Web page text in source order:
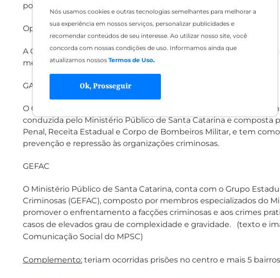
Nós usamos cookies e outras tecnologias semelhantes para melhorar a
sua experiência em nossos serviços, personalizar publicidades e
recomendar conteúdos de seu interesse. Ao utilizar nosso site, você
concorda com nossas condições de uso. Informamos ainda que
atualizamos nossosTermos de Uso.
Ok, Prosseguir
poderão ser divulgadas.
Operação Coluna Sul
A Operação Coluna Sul também deflagrada nesta quarta-feira (1/
mesma facção criminosa.
GAECO
O Grupo de Atuação Especial de Combate às Organizações
conduzida pelo Ministério Público de Santa Catarina e composta
Penal, Receita Estadual e Corpo de Bombeiros Militar, e tem
prevenção e repressão às organizações criminosas.
GEFAC
O Ministério Público de Santa Catarina, conta com o Grupo
Criminosas (GEFAC), composto por membros especializados do
promover o enfrentamento a facções criminosas e aos crimes
casos de elevados grau de complexidade e gravidade. (texto e
Comunicação Social do MPSC)
Complemento: teriam ocorridas prisões no centro e mais 5